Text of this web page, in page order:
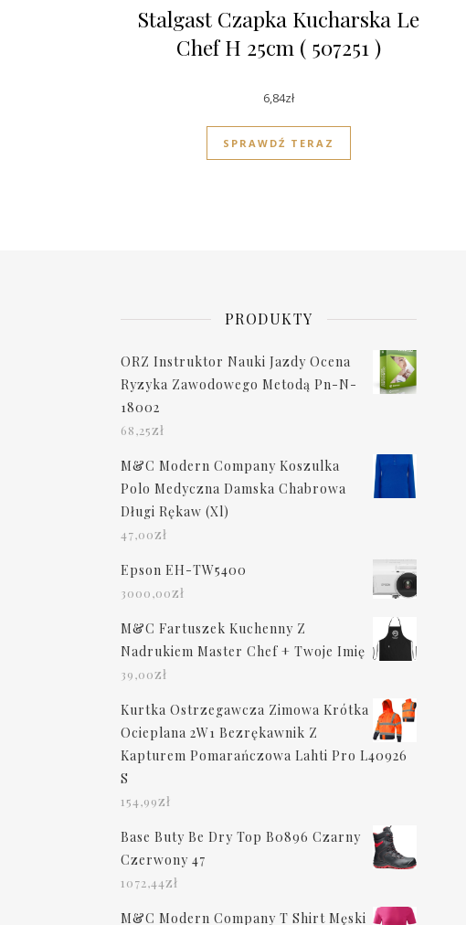
Stalgast Czapka Kucharska Le
Chef H 25cm ( 507251 )
6,84zł
SPRAWDŹ TERAZ
PRODUKTY
ORZ Instruktor Nauki Jazdy Ocena
Ryzyka Zawodowego Metodą Pn-N-
18002
68,25zł
M&C Modern Company Koszulka
Polo Medyczna Damska Chabrowa
Długi Rękaw (Xl)
47,00zł
Epson EH-TW5400
3000,00zł
M&C Fartuszek Kuchenny Z
Nadrukiem Master Chef + Twoje Imię
39,00zł
Kurtka Ostrzegawcza Zimowa Krótka
Ocieplana 2W1 Bezrękawnik Z
Kapturem Pomarańczowa Lahti Pro L40926
S
154,99zł
Base Buty Be Dry Top B0896 Czarny
Czerwony 47
1072,44zł
M&C Modern Company T Shirt Męski